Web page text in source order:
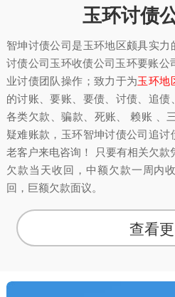
玉环讨债
智坤讨债公司是玉环地区颇具实
讨债公司玉环收债公司玉环要账公
业讨债团队操作；致力于为玉环地
的讨账、要账、要债、讨债、追
各类欠款、骗款、死账、 赖账 、
疑难账款，玉环智坤讨债公司追讨
老客户来电咨询！ 只要有相关欠款
欠款当天收回，中额欠款一周内
回，巨额欠款面议。
查看